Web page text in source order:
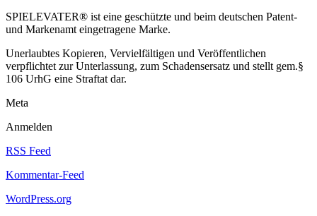
SPIELEVATER® ist eine geschützte und beim deutschen Patent-
und Markenamt eingetragene Marke.
Unerlaubtes Kopieren, Vervielfältigen und Veröffentlichen
verpflichtet zur Unterlassung, zum Schadensersatz und stellt gem.§
106 UrhG eine Straftat dar.
Meta
Anmelden
RSS Feed
Kommentar-Feed
WordPress.org